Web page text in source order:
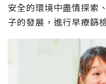
安全的環境中盡情探索
子的發展，進行早療篩